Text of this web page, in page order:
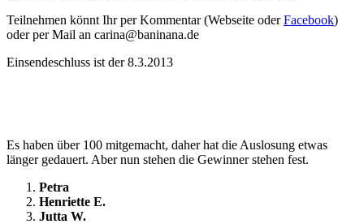
Teilnehmen könnt Ihr per Kommentar (Webseite oderFacebook)
oder per Mail an carina@baninana.de
Einsendeschluss ist der 8.3.2013
Es haben über 100 mitgemacht, daher hat die Auslosung etwas
länger gedauert. Aber nun stehen die Gewinner stehen fest.
Petra
Henriette E.
Jutta W.